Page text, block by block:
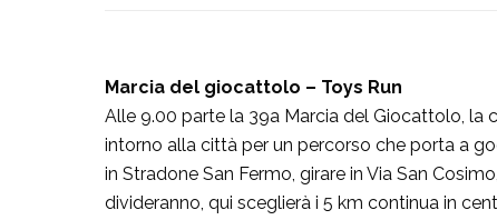
Marcia del giocattolo – Toys Run
Alle 9.00 parte la 39a Marcia del Giocattolo, la
intorno alla città per un percorso che porta a
in Stradone San Fermo, girare in Via San
divideranno, qui sceglierà i 5 km continua in